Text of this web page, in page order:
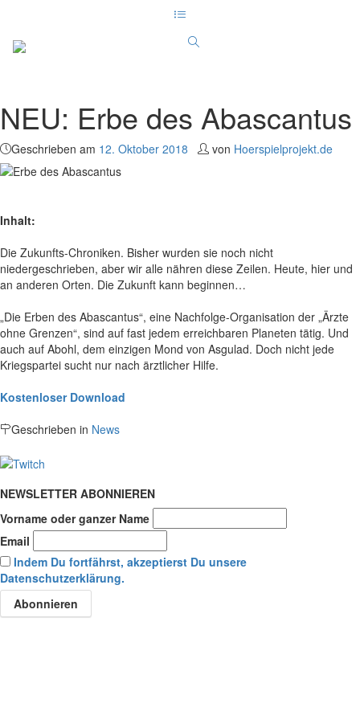
NEU: Erbe des Abascantus
Geschrieben am 12. Oktober 2018 von Hoerspielprojekt.de
Inhalt:
Die Zukunfts-Chroniken. Bisher wurden sie noch nicht
niedergeschrieben, aber wir alle nähren diese Zeilen. Heute, hier und
an anderen Orten. Die Zukunft kann beginnen…
„Die Erben des Abascantus“, eine Nachfolge-Organisation der „Ärzte
ohne Grenzen“, sind auf fast jedem erreichbaren Planeten tätig. Und
auch auf Abohl, dem einzigen Mond von Asgulad. Doch nicht jede
Kriegspartei sucht nur nach ärztlicher Hilfe.
Kostenloser Download
Geschrieben in News
NEWSLETTER ABONNIEREN
Vorname oder ganzer Name
Email
Indem Du fortfährst, akzeptierst Du unsere
Datenschutzerklärung.